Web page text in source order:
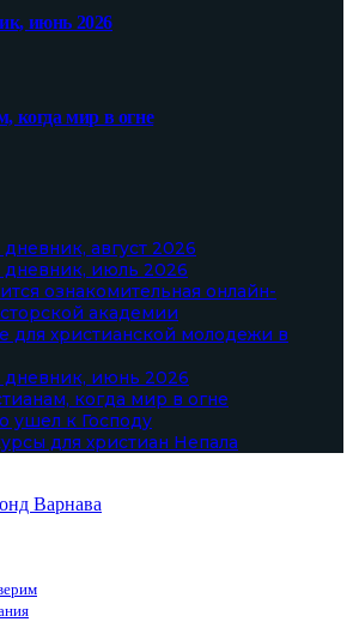
июнь 2026
когда мир в огне
август 2026
июль 2026
ознакомительная онлайн-
академии
для христианской молодежи в
июнь 2026
когда мир в огне
ушел к Господу
для христиан Непала